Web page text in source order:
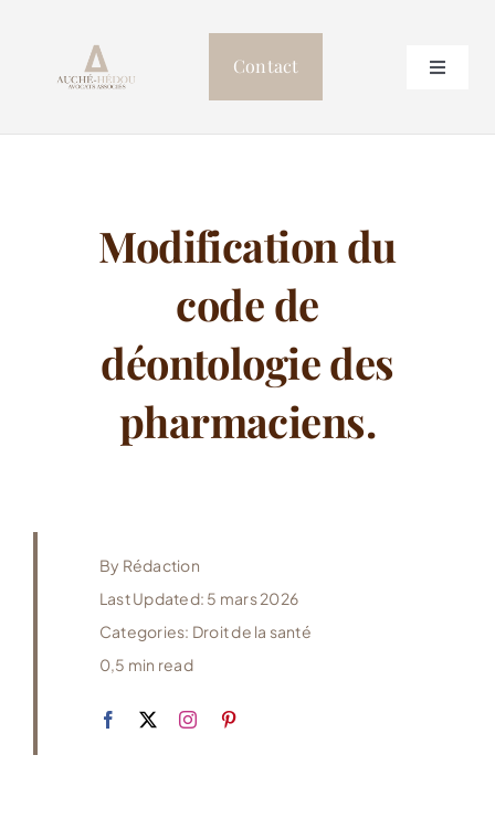
contenu
Contact
Toggle
Professionnels de Santé
Postulation
Autres compétences
Modification du
code de
déontologie des
pharmaciens.
By Rédaction
Last Updated: 5 mars 2026
Categories: Droit de la santé
0,5 min read